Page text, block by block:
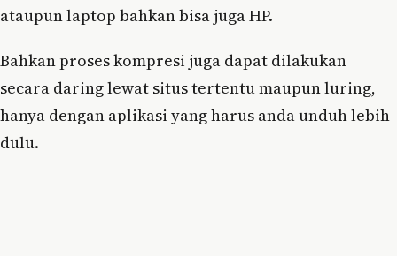
ataupun laptop bahkan bisa juga HP.
Bahkan proses kompresi juga dapat dilakukan
secara daring lewat situs tertentu maupun luring,
hanya dengan aplikasi yang harus anda unduh lebih
dulu.